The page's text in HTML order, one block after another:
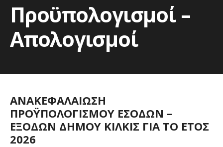
Προϋπολογισμοί –
Απολογισμοί
ΑΝΑΚΕΦΑΛΑΙΩΣΗ
ΠΡΟΫΠΟΛΟΓΙΣΜΟΥ ΕΣΟΔΩΝ –
ΕΞΟΔΩΝ ΔΗΜΟΥ ΚΙΛΚΙΣ ΓΙΑ ΤΟ ΕΤΟΣ
2026